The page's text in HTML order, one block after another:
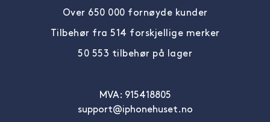
Over 650 000 fornøyde kunder
Tilbehør fra 514 forskjellige merker
50 553 tilbehør på lager
MVA: 915418805
support@iphonehuset.no